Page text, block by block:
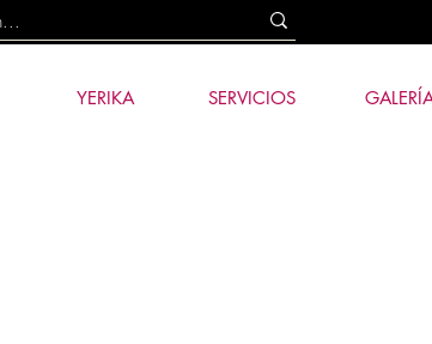
YERIKA SERVICIOS